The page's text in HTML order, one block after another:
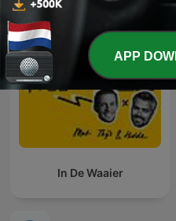
In De Waaier
APP